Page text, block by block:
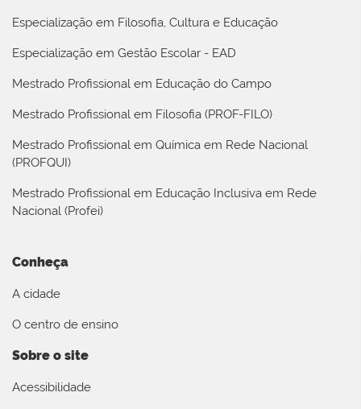
Especialização em Filosofia, Cultura e Educação
Especialização em Gestão Escolar - EAD
Mestrado Profissional em Educação do Campo
Mestrado Profissional em Filosofia (PROF-FILO)
Mestrado Profissional em Química em Rede Nacional
(PROFQUI)
Mestrado Profissional em Educação Inclusiva em Rede
Nacional (Profei)
Conheça
A cidade
O centro de ensino
Sobre o site
Acessibilidade